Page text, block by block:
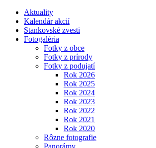
Aktuality
Kalendár akcií
Stankovské zvesti
Fotogaléria
Fotky z obce
Fotky z prírody
Fotky z podujatí
Rok 2026
Rok 2025
Rok 2024
Rok 2023
Rok 2022
Rok 2021
Rok 2020
Rôzne fotografie